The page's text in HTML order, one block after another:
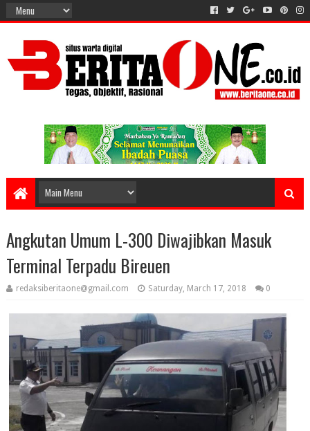
Angkutan Umum L-300 Diwajibkan Masuk
Terminal Terpadu Bireuen
redaksiberitaone@gmail.com Saturday, March 17, 2018 0